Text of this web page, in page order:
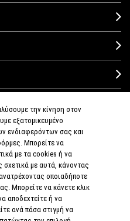
την κίνηση στον
εξατομικευμένο
ενδιαφερόντων σας και
Μπορείτε να
με τα cookies ή να
με αυτά, κάνοντας
οποιαδήποτε
Μπορείτε να κάνετε κλικ
αποδεχτείτε ή να
ανά πάσα στιγμή να